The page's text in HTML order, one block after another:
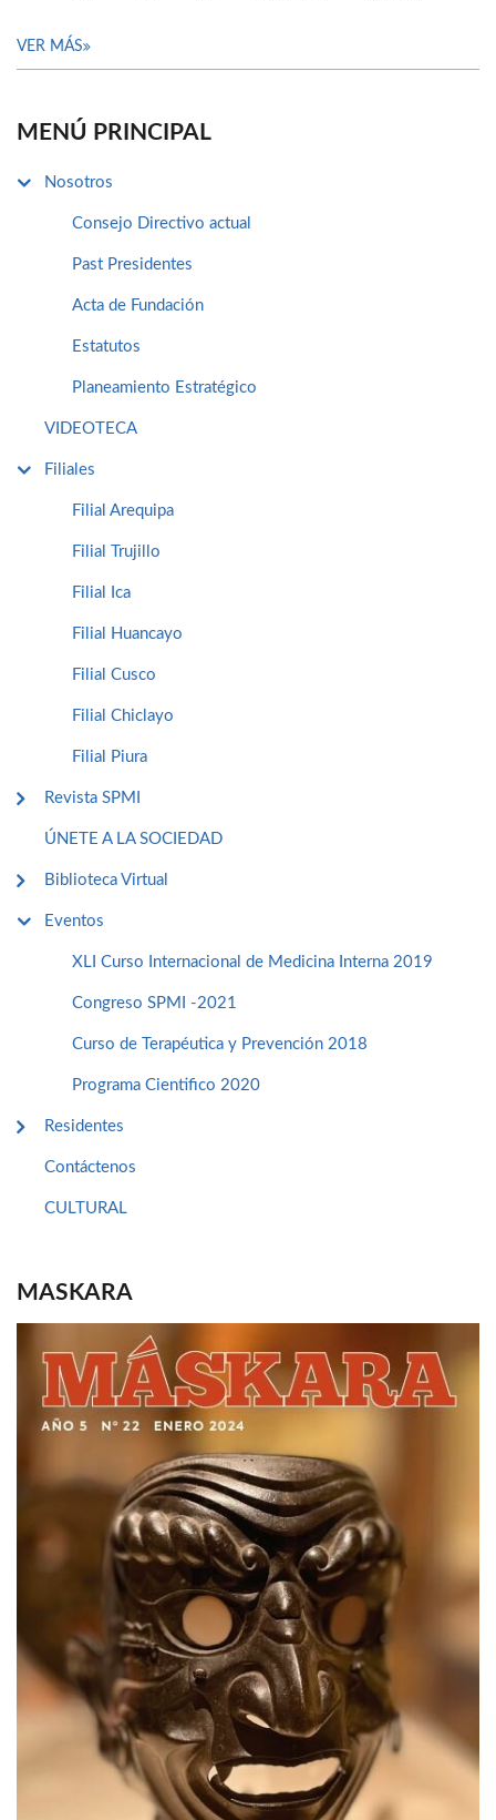
VER MÁS
MENÚ PRINCIPAL
Nosotros
Consejo Directivo actual
Past Presidentes
Acta de Fundación
Estatutos
Planeamiento Estratégico
VIDEOTECA
Filiales
Filial Arequipa
Filial Trujillo
Filial Ica
Filial Huancayo
Filial Cusco
Filial Chiclayo
Filial Piura
Revista SPMI
ÚNETE A LA SOCIEDAD
Biblioteca Virtual
Eventos
XLI Curso Internacional de Medicina Interna 2019
Congreso SPMI -2021
Curso de Terapéutica y Prevención 2018
Programa Cientifico 2020
Residentes
Contáctenos
CULTURAL
MASKARA